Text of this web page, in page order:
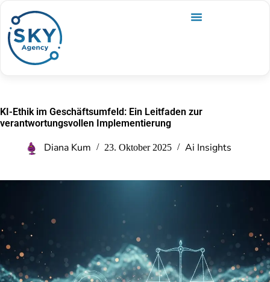
KI-Ethik im Geschäftsumfeld: Ein Leitfaden zur
verantwortungsvollen Implementierung
Diana Kum 23. Oktober 2025 Ai Insights